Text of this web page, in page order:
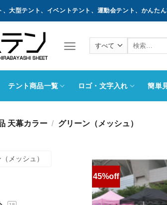
、大型テント、イベントテント、運動会テント、かんた
果:
テント商品一覧 ロゴ・文字入れ 簡単
天幕カラー / グリーン（メッシュ）
メッシュ）
45%off